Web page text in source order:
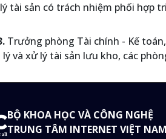
tài sản có trách nhiệm phối hợp
Trưởng phòng Tài chính - Kế
và xử lý tài sản lưu kho, các
BỘ KHOA HỌC VÀ CÔNG NGHỆ
TRUNG TÂM INTERNET VIỆT NAM